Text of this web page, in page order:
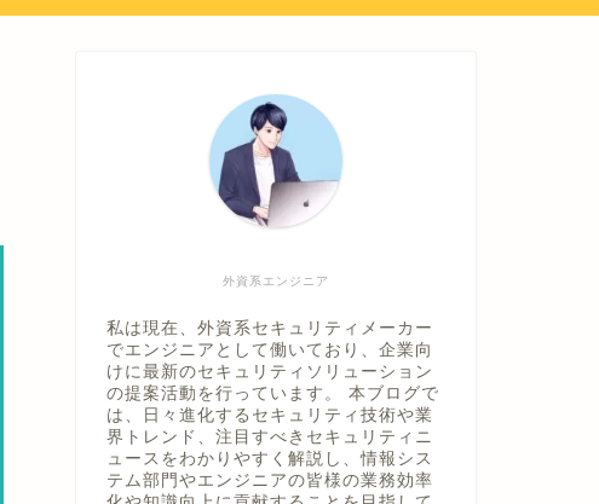
外資系エンジニア
私は現在、外資系セキュリティメーカー
でエンジニアとして働いており、企業向
けに最新のセキュリティソリューション
の提案活動を行っています。 本ブログで
は、日々進化するセキュリティ技術や業
界トレンド、注目すべきセキュリティニ
ュースをわかりやすく解説し、情報シス
テム部門やエンジニアの皆様の業務効率